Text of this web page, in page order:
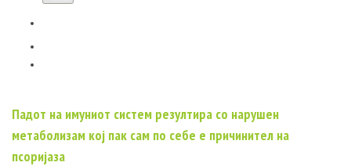
Падот на имуниот систем резултира со нарушен
метаболизам кој пак сам по себе е причинител на
псоријаза